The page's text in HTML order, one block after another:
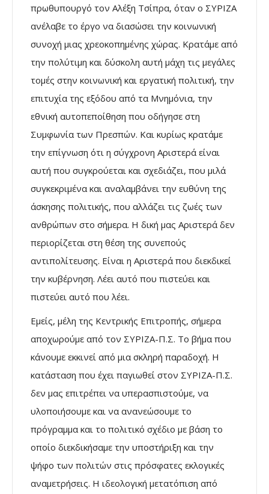
πρωθυπουργό τον Αλέξη Τσίπρα, όταν ο ΣΥΡΙΖΑ
ανέλαβε το έργο να διασώσει την κοινωνική
συνοχή μιας χρεοκοπημένης χώρας. Κρατάμε από
την πολύτιμη και δύσκολη αυτή μάχη τις μεγάλες
τομές στην κοινωνική και εργατική πολιτική, την
επιτυχία της εξόδου από τα Μνημόνια, την
εθνική αυτοπεποίθηση που οδήγησε στη
Συμφωνία των Πρεσπών. Και κυρίως κρατάμε
την επίγνωση ότι η σύγχρονη Αριστερά είναι
αυτή που συγκρούεται και σχεδιάζει, που μιλά
συγκεκριμένα και αναλαμβάνει την ευθύνη της
άσκησης πολιτικής, που αλλάζει τις ζωές των
ανθρώπων στο σήμερα. Η δική μας Αριστερά δεν
περιορίζεται στη θέση της συνεπούς
αντιπολίτευσης. Είναι η Αριστερά που διεκδικεί
την κυβέρνηση. Λέει αυτό που πιστεύει και
πιστεύει αυτό που λέει.
Εμείς, μέλη της Κεντρικής Επιτροπής, σήμερα
αποχωρούμε από τον ΣΥΡΙΖΑ-Π.Σ. Το βήμα που
κάνουμε εκκινεί από μια σκληρή παραδοχή. Η
κατάσταση που έχει παγιωθεί στον ΣΥΡΙΖΑ-Π.Σ.
δεν μας επιτρέπει να υπερασπιστούμε, να
υλοποιήσουμε και να ανανεώσουμε το
πρόγραμμα και το πολιτικό σχέδιο με βάση το
οποίο διεκδικήσαμε την υποστήριξη και την
ψήφο των πολιτών στις πρόσφατες εκλογικές
αναμετρήσεις. Η ιδεολογική μετατόπιση από